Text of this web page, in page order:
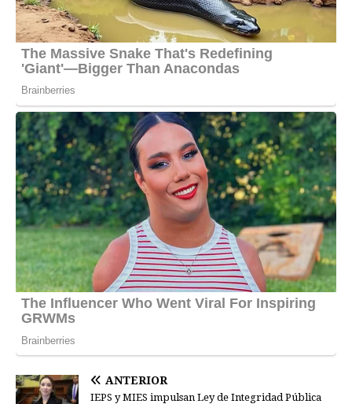
ANTERIOR
IEPS y MIES impulsan Ley de Integridad Pública